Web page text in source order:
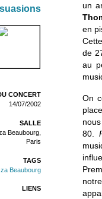
CONCERT
14/07/2002
SALLE
Beaubourg,
Paris
TAGS
Beaubourg
LIENS
un
en
de
au
On
80.